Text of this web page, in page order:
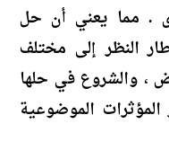
. مما يعني أن حل
النظر إلى مختلف
، والشروع في حلها
المؤثرات الموضوعية